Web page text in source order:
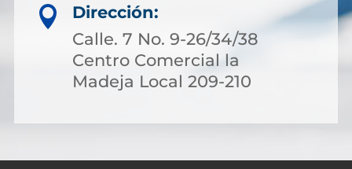

Dirección:
Calle. 7 No. 9-26/34/38
Centro Comercial la
Madeja Local 209-210